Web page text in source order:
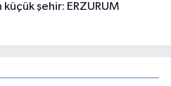
şehir: ERZURUM